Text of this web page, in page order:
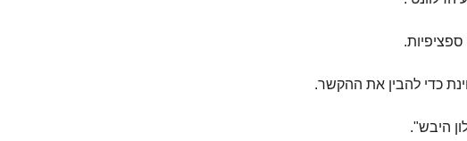
כדי להבין את ההקשר.
היבש".